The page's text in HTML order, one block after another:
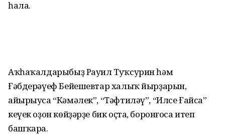
һала.
Аҡһаҡалдарыбыҙ Рауил Туҡсурин һәм
Ғәбдерәүеф Бейешевтар халыҡ йырҙарын,
айырыуса “Кәмәлек”, “Тәф­тиләү”, “Илсе Ғайса”
кеүек оҙон көйҙәрҙе бик оҫта, боронғоса итеп
башҡара.